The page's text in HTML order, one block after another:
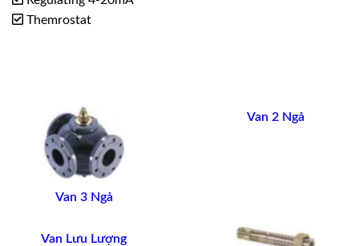
Themrostat
Van 3 Ngả
Van 2 Ngả
Van Lưu Lượng